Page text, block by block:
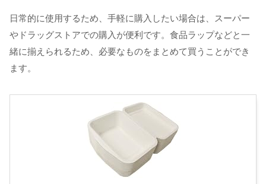
日常的に使用するため、手軽に購入したい場合は、スーパー
やドラッグストアでの購入が便利です。食品ラップなどと一
緒に揃えられるため、必要なものをまとめて買うことができ
ます。